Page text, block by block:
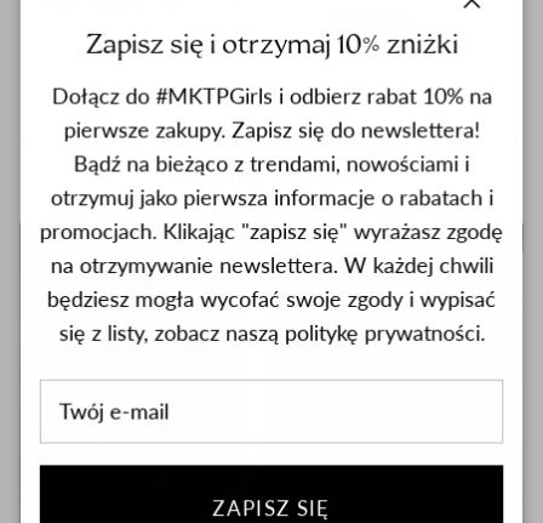
Previous Podobne Produkty
WYŚWIETL WSZYSTKO
Zapisz się i otrzymaj 10% zniżki
Dołącz do #MKTPGirls i odbierz rabat 10% na
pierwsze zakupy. Zapisz się do newslettera!
Bądź na bieżąco z trendami, nowościami i
otrzymuj jako pierwsza informacje o rabatach i
promocjach. Klikając "zapisz się" wyrażasz zgodę
na otrzymywanie newslettera. W każdej chwili
będziesz mogła wycofać swoje zgody i wypisać
się z listy, zobacz naszą politykę prywatności.
ZAPISZ SIĘ